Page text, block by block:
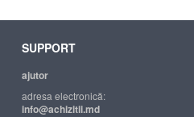
SUPPORT
ajutor
adresa electronică:
info@achizitii.md